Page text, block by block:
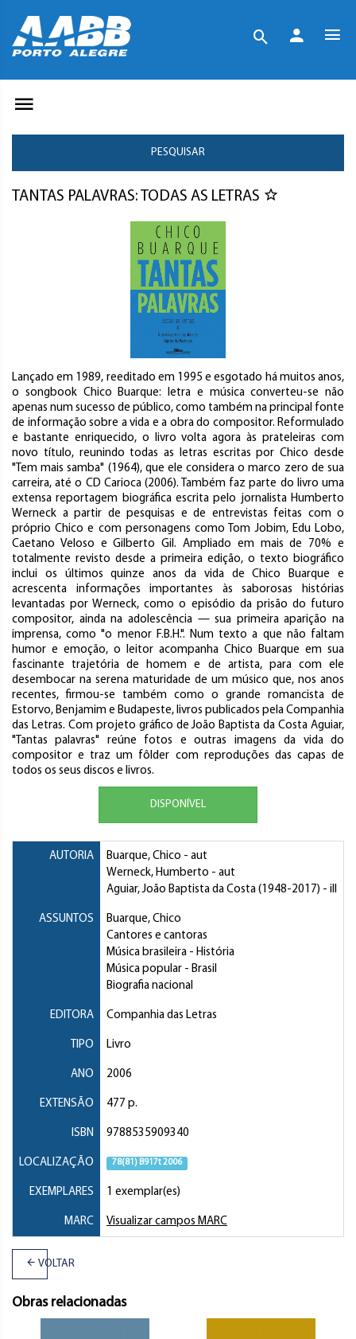
PESQUISAR
TANTAS PALAVRAS: TODAS AS LETRAS
Lançado em 1989, reeditado em 1995 e esgotado há muitos anos,
o songbook Chico Buarque: letra e música converteu-se não
apenas num sucesso de público, como também na principal fonte
de informação sobre a vida e a obra do compositor. Reformulado
e bastante enriquecido, o livro volta agora às prateleiras com
novo título, reunindo todas as letras escritas por Chico desde
"Tem mais samba" (1964), que ele considera o marco zero de sua
carreira, até o CD Carioca (2006). Também faz parte do livro uma
extensa reportagem biográfica escrita pelo jornalista Humberto
Werneck a partir de pesquisas e de entrevistas feitas com o
próprio Chico e com personagens como Tom Jobim, Edu Lobo,
Caetano Veloso e Gilberto Gil. Ampliado em mais de 70% e
totalmente revisto desde a primeira edição, o texto biográfico
inclui os últimos quinze anos da vida de Chico Buarque e
acrescenta informações importantes às saborosas histórias
levantadas por Werneck, como o episódio da prisão do futuro
compositor, ainda na adolescência — sua primeira aparição na
imprensa, como "o menor F.B.H.". Num texto a que não faltam
humor e emoção, o leitor acompanha Chico Buarque em sua
fascinante trajetória de homem e de artista, para com ele
desembocar na serena maturidade de um músico que, nos anos
recentes, firmou-se também como o grande romancista de
Estorvo, Benjamim e Budapeste, livros publicados pela Companhia
das Letras. Com projeto gráfico de João Baptista da Costa Aguiar,
"Tantas palavras" reúne fotos e outras imagens da vida do
compositor e traz um fôlder com reproduções das capas de
todos os seus discos e livros.
DISPONÍVEL
AUTORIA Buarque, Chico - aut
Werneck, Humberto - aut
Aguiar, João Baptista da Costa (1948-2017) - ill
ASSUNTOS
Buarque, Chico
Cantores e cantoras
Música brasileira - História
Música popular - Brasil
Biografia nacional
EDITORA Companhia das Letras
TIPO Livro
ANO 2006
EXTENSÃO 477 p.
ISBN 9788535909340
LOCALIZAÇÃO 78(81) B917t 2006
EXEMPLARES 1 exemplar(es)
MARC Visualizar campos MARC
VOLTAR
Obras relacionadas